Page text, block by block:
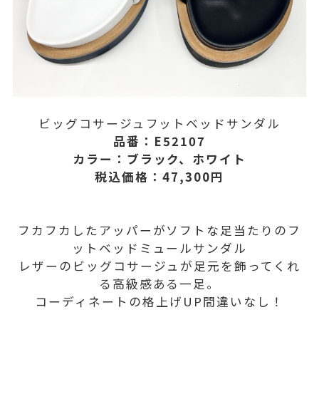
ビッグコサージュフットベッドサンダル
品番：E52107
カラー：ブラック、ホワイト
税込価格：47,300円
フカフカしたアッパーがソフトな足当たりのフ
ットベッドミュールサンダル
レザーのビッグコサージュが足元を飾ってくれ
る高級感ある一足。
コーディネートの格上げUP間違いなし！